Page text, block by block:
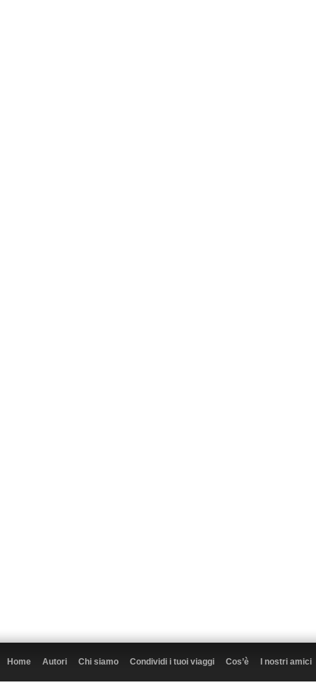
Home Autori Chi siamo Condividi i tuoi viaggi Cos’è I nostri amici